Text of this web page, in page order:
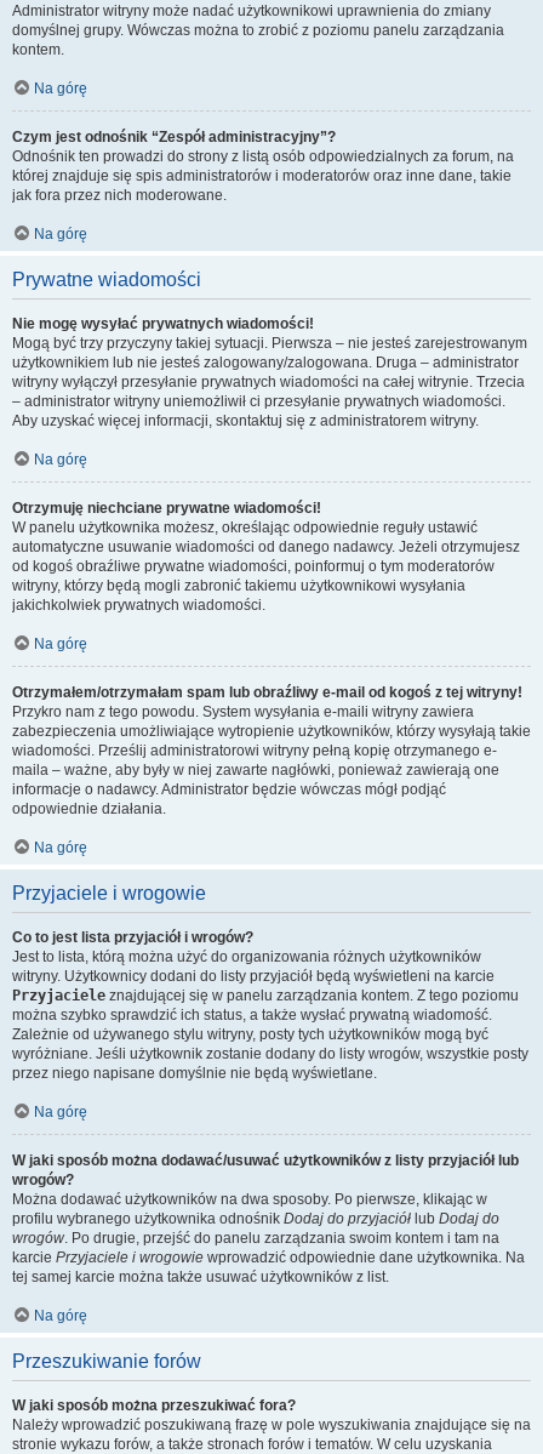
Administrator witryny może nadać użytkownikowi uprawnienia do zmiany
domyślnej grupy. Wówczas można to zrobić z poziomu panelu zarządzania
kontem.
Na górę
Czym jest odnośnik “Zespół administracyjny”?
Odnośnik ten prowadzi do strony z listą osób odpowiedzialnych za forum, na
której znajduje się spis administratorów i moderatorów oraz inne dane, takie
jak fora przez nich moderowane.
Na górę
Prywatne wiadomości
Nie mogę wysyłać prywatnych wiadomości!
Mogą być trzy przyczyny takiej sytuacji. Pierwsza – nie jesteś zarejestrowanym
użytkownikiem lub nie jesteś zalogowany/zalogowana. Druga – administrator
witryny wyłączył przesyłanie prywatnych wiadomości na całej witrynie. Trzecia
– administrator witryny uniemożliwił ci przesyłanie prywatnych wiadomości.
Aby uzyskać więcej informacji, skontaktuj się z administratorem witryny.
Na górę
Otrzymuję niechciane prywatne wiadomości!
W panelu użytkownika możesz, określając odpowiednie reguły ustawić
automatyczne usuwanie wiadomości od danego nadawcy. Jeżeli otrzymujesz
od kogoś obraźliwe prywatne wiadomości, poinformuj o tym moderatorów
witryny, którzy będą mogli zabronić takiemu użytkownikowi wysyłania
jakichkolwiek prywatnych wiadomości.
Na górę
Otrzymałem/otrzymałam spam lub obraźliwy e-mail od kogoś z tej witryny!
Przykro nam z tego powodu. System wysyłania e-maili witryny zawiera
zabezpieczenia umożliwiające wytropienie użytkowników, którzy wysyłają takie
wiadomości. Prześlij administratorowi witryny pełną kopię otrzymanego e-
maila – ważne, aby były w niej zawarte nagłówki, ponieważ zawierają one
informacje o nadawcy. Administrator będzie wówczas mógł podjąć
odpowiednie działania.
Na górę
Przyjaciele i wrogowie
Co to jest lista przyjaciół i wrogów?
Jest to lista, którą można użyć do organizowania różnych użytkowników
witryny. Użytkownicy dodani do listy przyjaciół będą wyświetleni na karcie
Przyjaciele znajdującej się w panelu zarządzania kontem. Z tego poziomu
można szybko sprawdzić ich status, a także wysłać prywatną wiadomość.
Zależnie od używanego stylu witryny, posty tych użytkowników mogą być
wyróżniane. Jeśli użytkownik zostanie dodany do listy wrogów, wszystkie posty
przez niego napisane domyślnie nie będą wyświetlane.
Na górę
W jaki sposób można dodawać/usuwać użytkowników z listy przyjaciół lub
wrogów?
Można dodawać użytkowników na dwa sposoby. Po pierwsze, klikając w
profilu wybranego użytkownika odnośnik Dodaj do przyjaciół lub Dodaj do
wrogów. Po drugie, przejść do panelu zarządzania swoim kontem i tam na
karcie Przyjaciele i wrogowie wprowadzić odpowiednie dane użytkownika. Na
tej samej karcie można także usuwać użytkowników z list.
Na górę
Przeszukiwanie forów
W jaki sposób można przeszukiwać fora?
Należy wprowadzić poszukiwaną frazę w pole wyszukiwania znajdujące się na
stronie wykazu forów, a także stronach forów i tematów. W celu uzyskania